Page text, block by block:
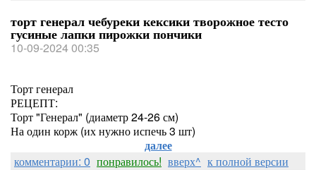
торт генерал чебуреки кексики творожное тесто
гусиные лапки пирожки пончики
10-09-2024 00:35
Торт генерал
РЕЦЕПТ:
Торт "Генерал" (диаметр 24-26 см)
На один корж (их нужно испечь 3 шт)
далее
комментарии: 0 понравилось! вверх^ к полной версии